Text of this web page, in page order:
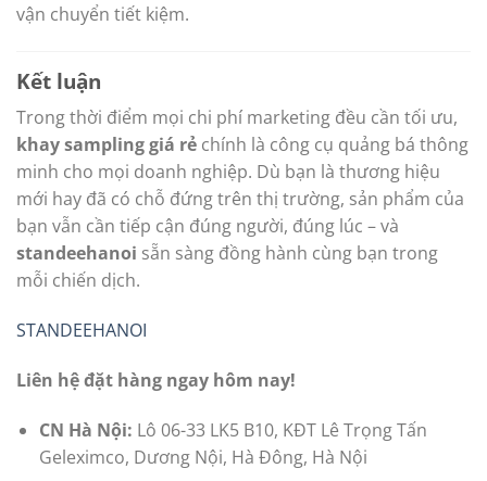
vận chuyển tiết kiệm.
Kết luận
Trong thời điểm mọi chi phí marketing đều cần tối ưu,
khay sampling giá rẻ chính là công cụ quảng bá thông
minh cho mọi doanh nghiệp. Dù bạn là thương hiệu
mới hay đã có chỗ đứng trên thị trường, sản phẩm của
bạn vẫn cần tiếp cận đúng người, đúng lúc – và
standeehanoi sẵn sàng đồng hành cùng bạn trong
mỗi chiến dịch.
STANDEEHANOI
Liên hệ đặt hàng ngay hôm nay!
CN Hà Nội: Lô 06-33 LK5 B10, KĐT Lê Trọng Tấn
Geleximco, Dương Nội, Hà Đông, Hà Nội